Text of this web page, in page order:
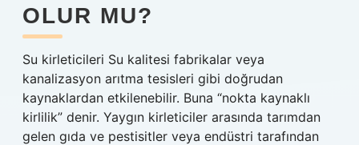
OLUR MU?
Su kirleticileri Su kalitesi fabrikalar veya
kanalizasyon arıtma tesisleri gibi doğrudan
kaynaklardan etkilenebilir. Buna “nokta kaynaklı
kirlilik” denir. Yaygın kirleticiler arasında tarımdan
gelen gıda ve pestisitler veya endüstri tarafından